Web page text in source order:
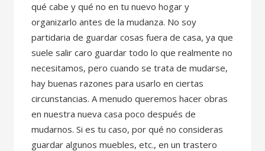
qué cabe y qué no en tu nuevo hogar y
organizarlo antes de la mudanza. No soy
partidaria de guardar cosas fuera de casa, ya que
suele salir caro guardar todo lo que realmente no
necesitamos, pero cuando se trata de mudarse,
hay buenas razones para usarlo en ciertas
circunstancias. A menudo queremos hacer obras
en nuestra nueva casa poco después de
mudarnos. Si es tu caso, por qué no consideras
guardar algunos muebles, etc., en un trastero